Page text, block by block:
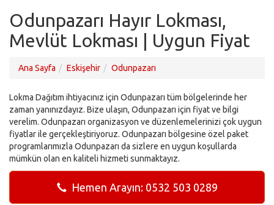
Odunpazarı Hayır Lokması,
Mevlüt Lokması | Uygun Fiyat
Ana Sayfa Eskişehir Odunpazarı
Lokma Dağıtım ihtiyacınız için Odunpazarı tüm bölgelerinde her
zaman yanınızdayız. Bize ulaşın, Odunpazarı için fiyat ve bilgi
verelim. Odunpazarı organizasyon ve düzenlemelerinizi çok uygun
fiyatlar ile gerçekleştiriyoruz. Odunpazarı bölgesine özel paket
programlarımızla Odunpazarı da sizlere en uygun koşullarda
mümkün olan en kaliteli hizmeti sunmaktayız.
Hemen Arayın: 0532 503 0289